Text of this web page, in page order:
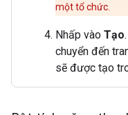
một tổ chức.
Nhấp vào Tạo
chuyển đến
sẽ được tạo